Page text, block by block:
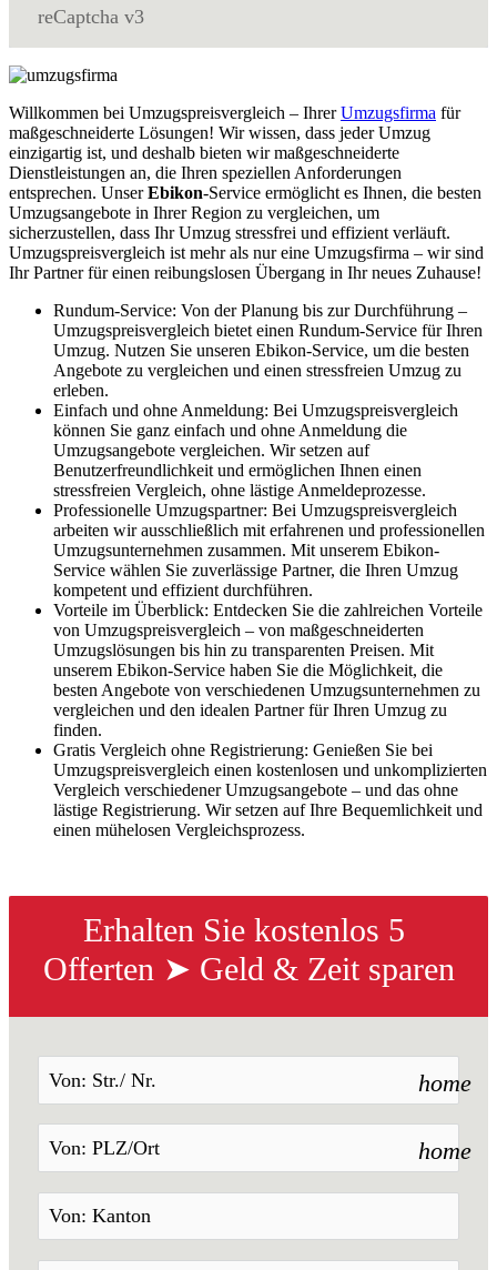
reCaptcha v3
Willkommen bei Umzugspreisvergleich – IhrerUmzugsfirma für
maßgeschneiderte Lösungen! Wir wissen, dass jeder Umzug
einzigartig ist, und deshalb bieten wir maßgeschneiderte
Dienstleistungen an, die Ihren speziellen Anforderungen
entsprechen. UnserEbikon-Service ermöglicht es Ihnen, die besten
Umzugsangebote in Ihrer Region zu vergleichen, um
sicherzustellen, dass Ihr Umzug stressfrei und effizient verläuft.
Umzugspreisvergleich ist mehr als nur eine Umzugsfirma – wir sind
Ihr Partner für einen reibungslosen Übergang in Ihr neues Zuhause!
Rundum-Service: Von der Planung bis zur Durchführung –
Umzugspreisvergleich bietet einen Rundum-Service für Ihren
Umzug. Nutzen Sie unseren Ebikon-Service, um die besten
Angebote zu vergleichen und einen stressfreien Umzug zu
erleben.
Einfach und ohne Anmeldung: Bei Umzugspreisvergleich
können Sie ganz einfach und ohne Anmeldung die
Umzugsangebote vergleichen. Wir setzen auf
Benutzerfreundlichkeit und ermöglichen Ihnen einen
stressfreien Vergleich, ohne lästige Anmeldeprozesse.
Professionelle Umzugspartner: Bei Umzugspreisvergleich
arbeiten wir ausschließlich mit erfahrenen und professionellen
Umzugsunternehmen zusammen. Mit unserem Ebikon-
Service wählen Sie zuverlässige Partner, die Ihren Umzug
kompetent und effizient durchführen.
Vorteile im Überblick: Entdecken Sie die zahlreichen Vorteile
von Umzugspreisvergleich – von maßgeschneiderten
Umzugslösungen bis hin zu transparenten Preisen. Mit
unserem Ebikon-Service haben Sie die Möglichkeit, die
besten Angebote von verschiedenen Umzugsunternehmen zu
vergleichen und den idealen Partner für Ihren Umzug zu
finden.
Gratis Vergleich ohne Registrierung: Genießen Sie bei
Umzugspreisvergleich einen kostenlosen und unkomplizierten
Vergleich verschiedener Umzugsangebote – und das ohne
lästige Registrierung. Wir setzen auf Ihre Bequemlichkeit und
einen mühelosen Vergleichsprozess.
Erhalten Sie kostenlos 5
Offerten ➤ Geld & Zeit sparen
home
home